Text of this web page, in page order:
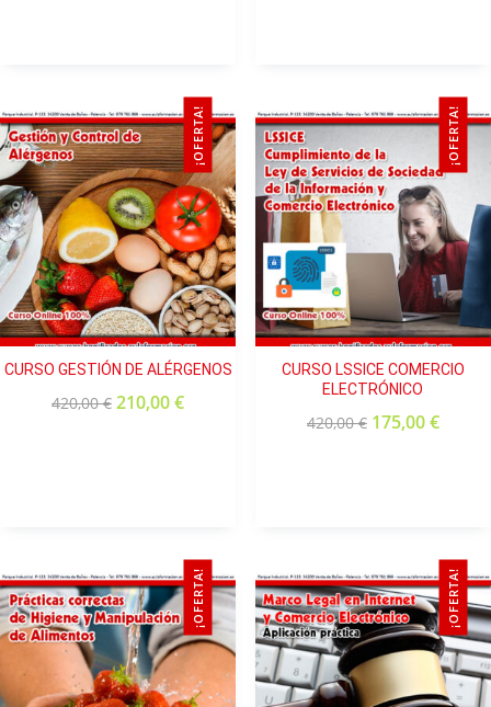
¡OFERTA!
CURSO GESTIÓN DE ALÉRGENOS
420,00€ 210,00€
¡OFERTA!
CURSO LSSICE COMERCIO
ELECTRÓNICO
420,00€ 175,00€
¡OFERTA! ¡OFERTA!